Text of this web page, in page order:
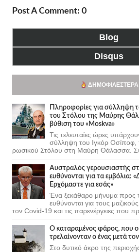
Post A Comment: 0
Blog
Disqus
ΔΗΜΟΦΙΛΈΣΤΕΡΑ
Πληροφορίες για σύλληψη
του Στόλου της Mαύρης
βύθιση του «Moskva»
Τις τελευταίες ώρες
σύλληψη του Ιγκόρ Οσίποφ,
ρωσικού Στόλου στη Μαύρη Θάλασσα.
Αυστραλός γερουσιαστής
ευθύνονται για τα εμβόλια:
Ερχόμαστε για εσάς»
Ένα ξεκάθαρο μήνυμα προς
ευθύνονται για τους
τον Covid-19 και τις παρενέργειες που
Ο καταραμένος φάρος, που
τρελαίνονταν ο ένας μετά
Στο δυτικό άκρο της